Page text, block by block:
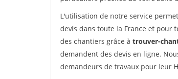
L'utilisation de notre service
devis dans toute la France et pour
des chantiers grâce à trouver-
demandent des devis en ligne.
demandeurs de travaux pour leur